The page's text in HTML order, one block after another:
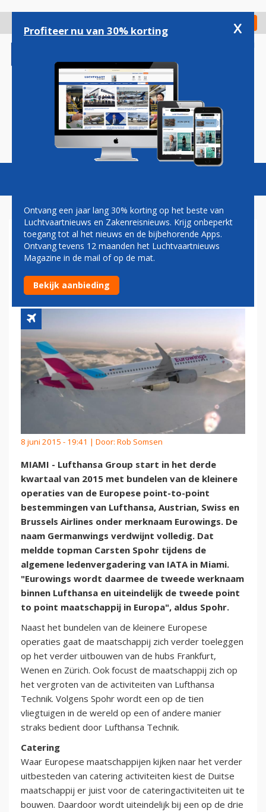
gaan
Check in
Magazine Podcasts Vacatures
LUFTHANSA GROUP ZET
STEVIG IN OP ACTIVITEITEN
EUROWINGS
8 juni 2015 - 19:41 | Door: Rob Somsen
MIAMI - Lufthansa Group start in het derde
kwartaal van 2015 met bundelen van de kleinere
operaties van de Europese point-to-point
bestemmingen van Lufthansa, Austrian, Swiss en
Brussels Airlines onder merknaam Eurowings. De
naam Germanwings verdwijnt volledig. Dat
meldde topman Carsten Spohr tijdens de
algemene ledenvergadering van IATA in Miami.
"Eurowings wordt daarmee de tweede werknaam
binnen Lufthansa en uiteindelijk de tweede point
to point maatschappij in Europa", aldus Spohr.
Naast het bundelen van de kleinere Europese
operaties gaat de maatschappij zich verder toeleggen
op het verder uitbouwen van de hubs Frankfurt,
Wenen en Zürich. Ook focust de maatschappij zich op
het vergroten van de activiteiten van Lufthansa
Technik. Volgens Spohr wordt een op de tien
vliegtuigen in de wereld op een of andere manier
straks bedient door Lufthansa Technik.
Catering
Waar Europese maatschappijen kijken naar het verder
uitbesteden van catering activiteiten kiest de Duitse
maatschappij er juist voor de cateringactiviteiten uit te
bouwen. Daardoor wordt uiteindelijk bij een op de drie
Profiteer nu van 30% korting x
Ontvang een jaar lang 30% korting op het beste van
Luchtvaartnieuws en Zakenreisnieuws. Krijg onbeperkt
toegang tot al het nieuws en de bijbehorende Apps.
Ontvang tevens 12 maanden het Luchtvaartnieuws
Magazine in de mail of op de mat.
Bekijk aanbieding